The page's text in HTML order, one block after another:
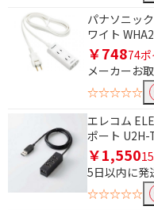
パナソニッ
ワイト
￥74874
メーカーお
☆☆☆☆☆
エレコム
ポート U2H-
￥1,550
5日以内に発
☆☆☆☆☆
充電規格で絞り
USB Power
応
雷対策で絞り込
雷対策有
シャッターで絞